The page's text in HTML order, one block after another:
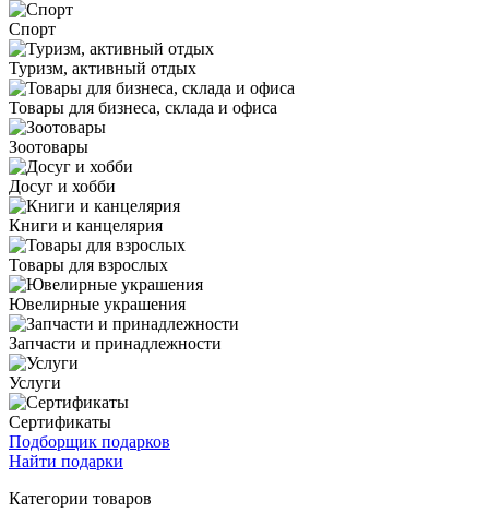
Спорт
Туризм, активный отдых
Товары для бизнеса, склада и офиса
Зоотовары
Досуг и хобби
Книги и канцелярия
Товары для взрослых
Ювелирные украшения
Запчасти и принадлежности
Услуги
Сертификаты
Подборщик подарков
Найти подарки
Категории товаров